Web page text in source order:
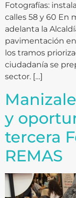
Fotografías:
calles 58 y 60 En
adelanta la
pavimentación
los tramos
ciudadanía se
sector. […]
y
tercera
REMAS